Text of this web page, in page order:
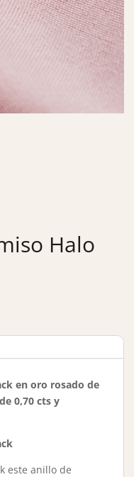
Halo
en oro rosado de
0,70 cts y
este anillo de